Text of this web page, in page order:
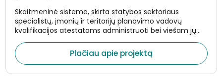
Skaitmeninė sistema, skirta statybos sektoriaus
specialistų, įmonių ir teritorijų planavimo vadovų
kvalifikacijos atestatams administruoti bei viešam jų
Plačiau apie projektą